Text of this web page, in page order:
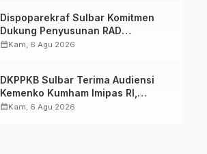
Dispoparekraf Sulbar Komitmen
Dukung Penyusunan RAD
TPB/SDGs Sulawesi Barat
calendar_monthKam, 6 Agu 2026
DKPPKB Sulbar Terima Audiensi
Kemenko Kumham Imipas RI,
Perkuat Pelayanan Kesehatan bagi
calendar_monthKam, 6 Agu 2026